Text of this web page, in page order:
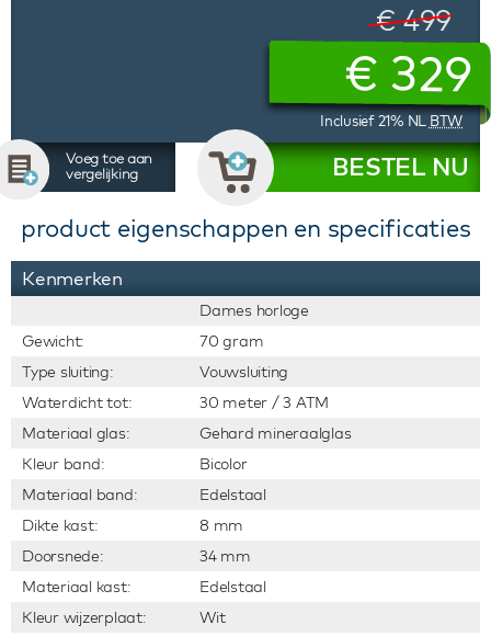
€ 499
€329
Inclusief 21% NL BTW
Voeg toe aan
vergelijking
BESTEL NU
product eigenschappen en specificaties
Kenmerken
Dames horloge
Gewicht:
70 gram
Type sluiting:
Vouwsluiting
Waterdicht tot:
30 meter / 3 ATM
Materiaal glas:
Gehard mineraalglas
Kleur band:
Bicolor
Materiaal band:
Edelstaal
Dikte kast:
8 mm
Doorsnede:
34 mm
Materiaal kast:
Edelstaal
Kleur wijzerplaat:
Wit